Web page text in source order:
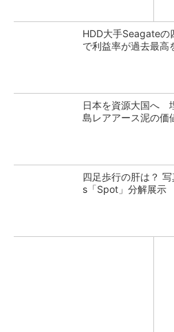
HDD大手Seagateの
で利益率が過去最高
日本を資源大国へ
島レアアース泥の価
四足歩行の肝は？
s「Spot」分解展示